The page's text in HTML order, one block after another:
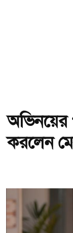
অভিনয়ের
করলেন